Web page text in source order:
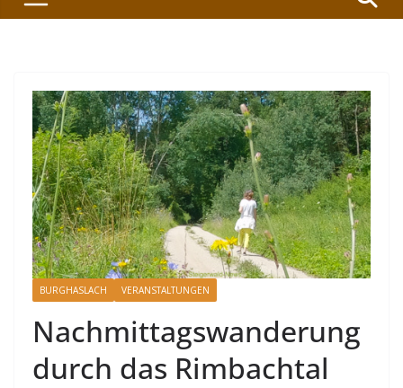
BURGHASLACH VERANSTALTUNGEN
Nachmittagswanderung
durch das Rimbachtal